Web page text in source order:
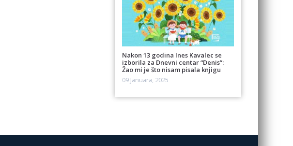
Nakon 13 godina Ines Kavalec se
izborila za Dnevni centar “Denis”:
Žao mi je što nisam pisala knjigu
09 Januara, 2025